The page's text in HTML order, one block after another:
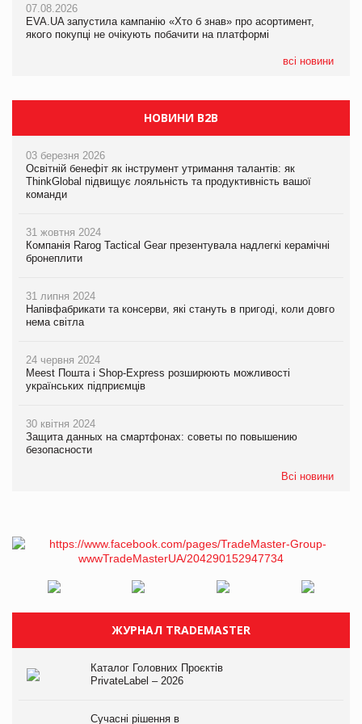
07.08.2026
EVA.UA запустила кампанію «Хто б знав» про асортимент,
якого покупці не очікують побачити на платформі
всі новини
05.08.2026
Мережа супермаркетів VARUS купує мережу магазинів
НОВИНИ B2B
03 березня 2026
Освітній бенефіт як інструмент утримання талантів: як
ThinkGlobal підвищує лояльність та продуктивність вашої
команди
31 жовтня 2024
Компанія Rarog Tactical Gear презентувала надлегкі керамічні
бронеплити
31 липня 2024
Напівфабрикати та консерви, які стануть в пригоді, коли довго
нема світла
24 червня 2024
Meest Пошта і Shop-Express розширюють можливості
українських підприємців
30 квітня 2024
Защита данных на смартфонах: советы по повышению
безопасности
Всі новини
ЖУРНАЛ TRADEMASTER
Каталог Головних Проєктів
PrivateLabel – 2026
Сучасні рішення в